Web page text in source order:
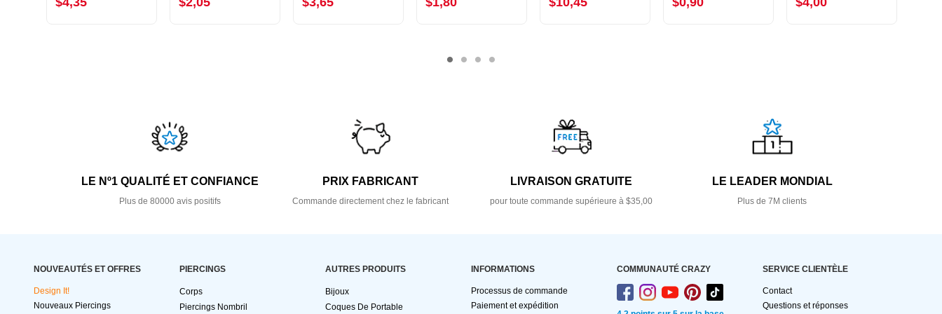
LE Nº1 QUALITÉ ET CONFIANCE
Plus de 80000 avis positifs
PRIX FABRICANT
Commande directement chez le fabricant
LIVRAISON GRATUITE
pour toute commande supérieure à $35,00
LE LEADER MONDIAL
Plus de 7M clients
NOUVEAUTÉS ET OFFRES
Design It!
Nouveaux Piercings
PIERCINGS
Corps
Piercings Nombril
AUTRES PRODUITS
Bijoux
Coques De Portable
INFORMATIONS
Processus de commande
Paiement et expédition
COMMUNAUTÉ CRAZY SERVICE CLIENTÈLE
Contact
Questions et réponses